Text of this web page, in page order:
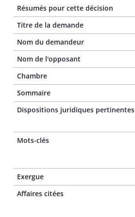
Résumés pour cette décision
Titre de la demande
Nom du demandeur
Nom de l'opposant
Chambre
Sommaire
Dispositions juridiques pertinentes
Mots-clés
Exergue
Affaires citées